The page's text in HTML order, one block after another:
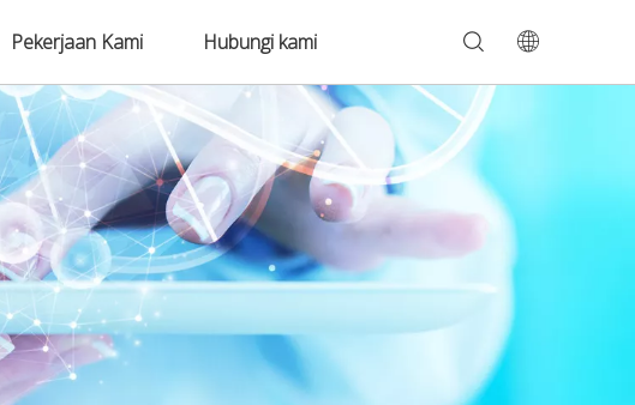
Pekerjaan Kami Hubungi kami